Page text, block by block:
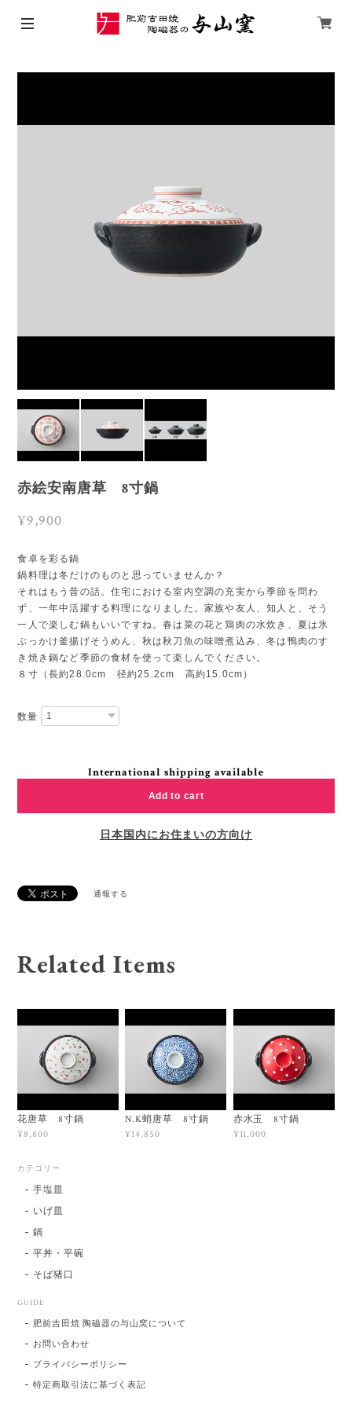
赤絵安南唐草 8寸鍋
¥9,900
食卓を彩る鍋
鍋料理は冬だけのものと思っていませんか？
それはもう昔の話。住宅における室内空調の充実から季節を問わ
ず、一年中活躍する料理になりました。家族や友人、知人と、そう
一人で楽しむ鍋もいいですね。春は菜の花と鶏肉の水炊き、夏は氷
ぶっかけ釜揚げそうめん、秋は秋刀魚の味噌煮込み、冬は鴨肉のす
き焼き鍋など季節の食材を使って楽しんでください。
８寸（長約28.0cm 径約25.2cm 高約15.0cm）
数量
International shipping available
Add to cart
日本国内にお住まいの方向け
通報する
Related Items
花唐草 8寸鍋
¥8,800
N.K蛸唐草 8寸鍋
¥14,850
赤水玉 8寸鍋
¥11,000
カテゴリー
手塩皿
いげ皿
鍋
平丼・平碗
そば猪口
GUIDE
肥前吉田焼 陶磁器の与山窯について
お問い合わせ
プライバシーポリシー
特定商取引法に基づく表記